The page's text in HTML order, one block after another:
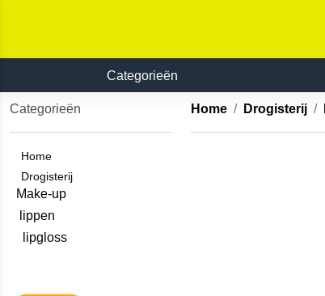
Categorieën
Categorieën
Home
Drogisterij
Make-up
lippen
lipgloss
Home Drogisterij